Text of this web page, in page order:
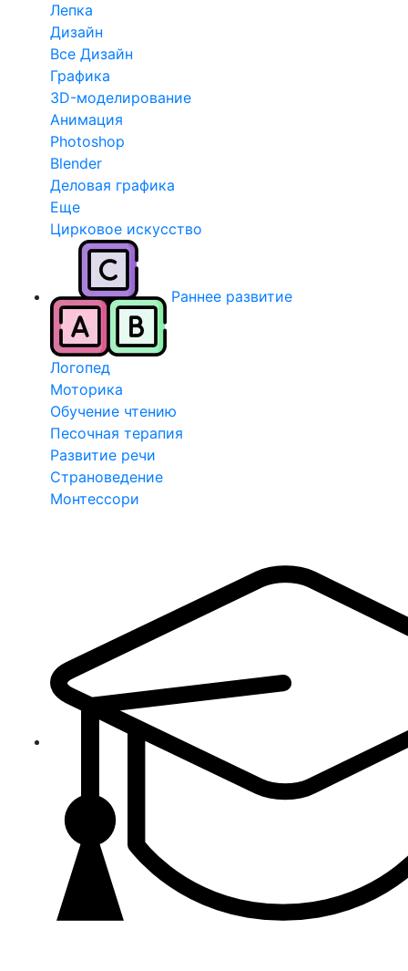
Лепка
Дизайн
Все Дизайн
Графика
3D-моделирование
Анимация
Photoshop
Blender
Деловая графика
Еще
Цирковое искусство
Раннее развитие
Логопед
Моторика
Обучение чтению
Песочная терапия
Развитие речи
Страноведение
Монтессори